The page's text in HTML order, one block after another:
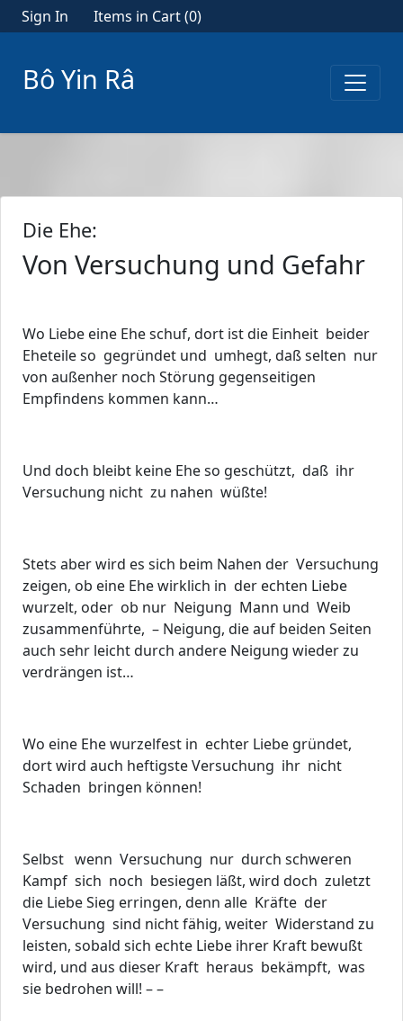
Sign In Items in Cart (0)
Bô Yin Râ
Die Ehe:
Von Versuchung und Gefahr
Wo Liebe eine Ehe schuf, dort ist die Einheit beider
Eheteile so gegründet und umhegt, daß selten nur
von außenher noch Störung gegenseitigen
Empfindens kommen kann…
Und doch bleibt keine Ehe so geschützt, daß ihr
Versuchung nicht zu nahen wüßte!
Stets aber wird es sich beim Nahen der Versuchung
zeigen, ob eine Ehe wirklich in der echten Liebe
wurzelt, oder ob nur Neigung Mann und Weib
zusammenführte, – Neigung, die auf beiden Seiten
auch sehr leicht durch andere Neigung wieder zu
verdrängen ist…
Wo eine Ehe wurzelfest in echter Liebe gründet,
dort wird auch heftigste Versuchung ihr nicht
Schaden bringen können!
Selbst wenn Versuchung nur durch schweren
Kampf sich noch besiegen läßt, wird doch zuletzt
die Liebe Sieg erringen, denn alle Kräfte der
Versuchung sind nicht fähig, weiter Widerstand zu
leisten, sobald sich echte Liebe ihrer Kraft bewußt
wird, und aus dieser Kraft heraus bekämpft, was
sie bedrohen will! – –